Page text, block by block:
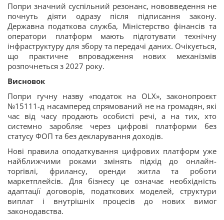
Попри значний суспільний резонанс, нововведення не
почнуть діяти одразу після підписання закону.
Державна податкова служба, Міністерство фінансів та
оператори платформ мають підготувати технічну
інфраструктуру для збору та передачі даних. Очікується,
що практичне впровадження нових механізмів
розпочнеться з 2027 року.
Висновок
Попри гучну назву «податок на OLX», законопроєкт
№15111-д насамперед спрямований не на громадян, які
час від часу продають особисті речі, а на тих, хто
системно заробляє через цифрові платформи без
статусу ФОП та без декларування доходів.
Нові правила оподаткування цифрових платформ уже
найближчими роками змінять підхід до онлайн-
торгівлі, фрилансу, оренди житла та роботи
маркетплейсів. Для бізнесу це означає необхідність
адаптації договорів, податкових моделей, структури
виплат і внутрішніх процесів до нових вимог
законодавства.